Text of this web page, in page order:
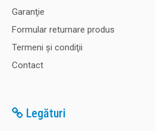
Garanţie
Formular returnare produs
Termeni şi condiţii
Contact
Legături